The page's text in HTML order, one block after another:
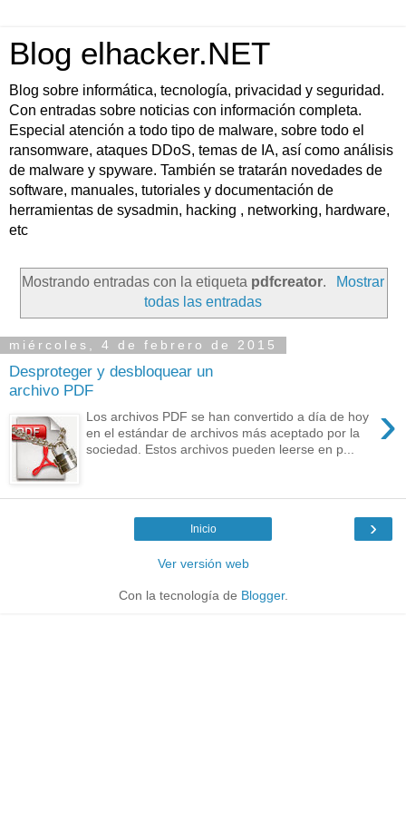
Blog elhacker.NET
Blog sobre informática, tecnología, privacidad y seguridad.
Con entradas sobre noticias con información completa.
Especial atención a todo tipo de malware, sobre todo el
ransomware, ataques DDoS, temas de IA, así como análisis
de malware y spyware. También se tratarán novedades de
software, manuales, tutoriales y documentación de
herramientas de sysadmin, hacking , networking, hardware,
etc
Mostrando entradas con la etiqueta pdfcreator.
Mostrar
todas las entradas
miércoles, 4 de febrero de 2015
Desproteger y desbloquear un
archivo PDF
›
Los archivos PDF se han convertido a día de hoy
en el estándar de archivos más aceptado por la
sociedad. Estos archivos pueden leerse en p...
›
Inicio
Ver versión web
Con la tecnología de Blogger.